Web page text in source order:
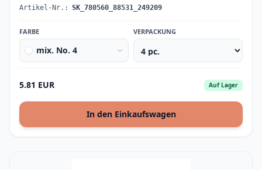
Artikel-Nr.: SK_780560_88531_249209
FARBE
mix. No. 4
VERPACKUNG
5.81 EUR Auf Lager
In den Einkaufswagen